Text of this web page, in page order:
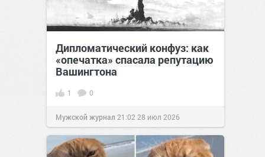
Дипломатический конфуз: как
«опечатка» спасала репутацию
Вашингтона
1 0
Мужской журнал 21:02 28 июл 2026